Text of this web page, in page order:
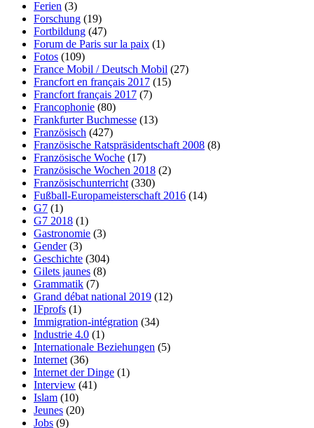
Ferien (3)
Forschung (19)
Fortbildung (47)
Forum de Paris sur la paix (1)
Fotos (109)
France Mobil / Deutsch Mobil (27)
Francfort en français 2017 (15)
Francfort français 2017 (7)
Francophonie (80)
Frankfurter Buchmesse (13)
Französisch (427)
Französische Ratspräsidentschaft 2008 (8)
Französische Woche (17)
Französische Wochen 2018 (2)
Französischunterricht (330)
Fußball-Europameisterschaft 2016 (14)
G7 (1)
G7 2018 (1)
Gastronomie (3)
Gender(3)
Geschichte (304)
Gilets jaunes (8)
Grammatik (7)
Grand débat national 2019 (12)
IFprofs (1)
Immigration-intégration (34)
Industrie 4.0 (1)
Internationale Beziehungen (5)
Internet (36)
Internet der Dinge (1)
Interview (41)
Islam (10)
Jeunes (20)
Jobs (9)